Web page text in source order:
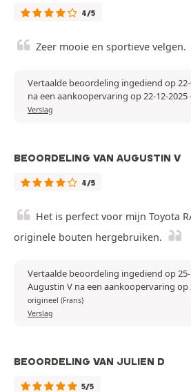
4/5
Zeer mooie en sportieve velgen.
Vertaalde beoordeling ingediend op
na een aankoopervaring op 22-12-2025
Verslag
BEOORDELING VAN AUGUSTIN V
4/5
Het is perfect voor mijn Toyota
originele bouten hergebruiken.
Vertaalde beoordeling ingediend op
Augustin V na een aankoopervaring op
origineel (Frans)
Verslag
BEOORDELING VAN JULIEN D
5/5